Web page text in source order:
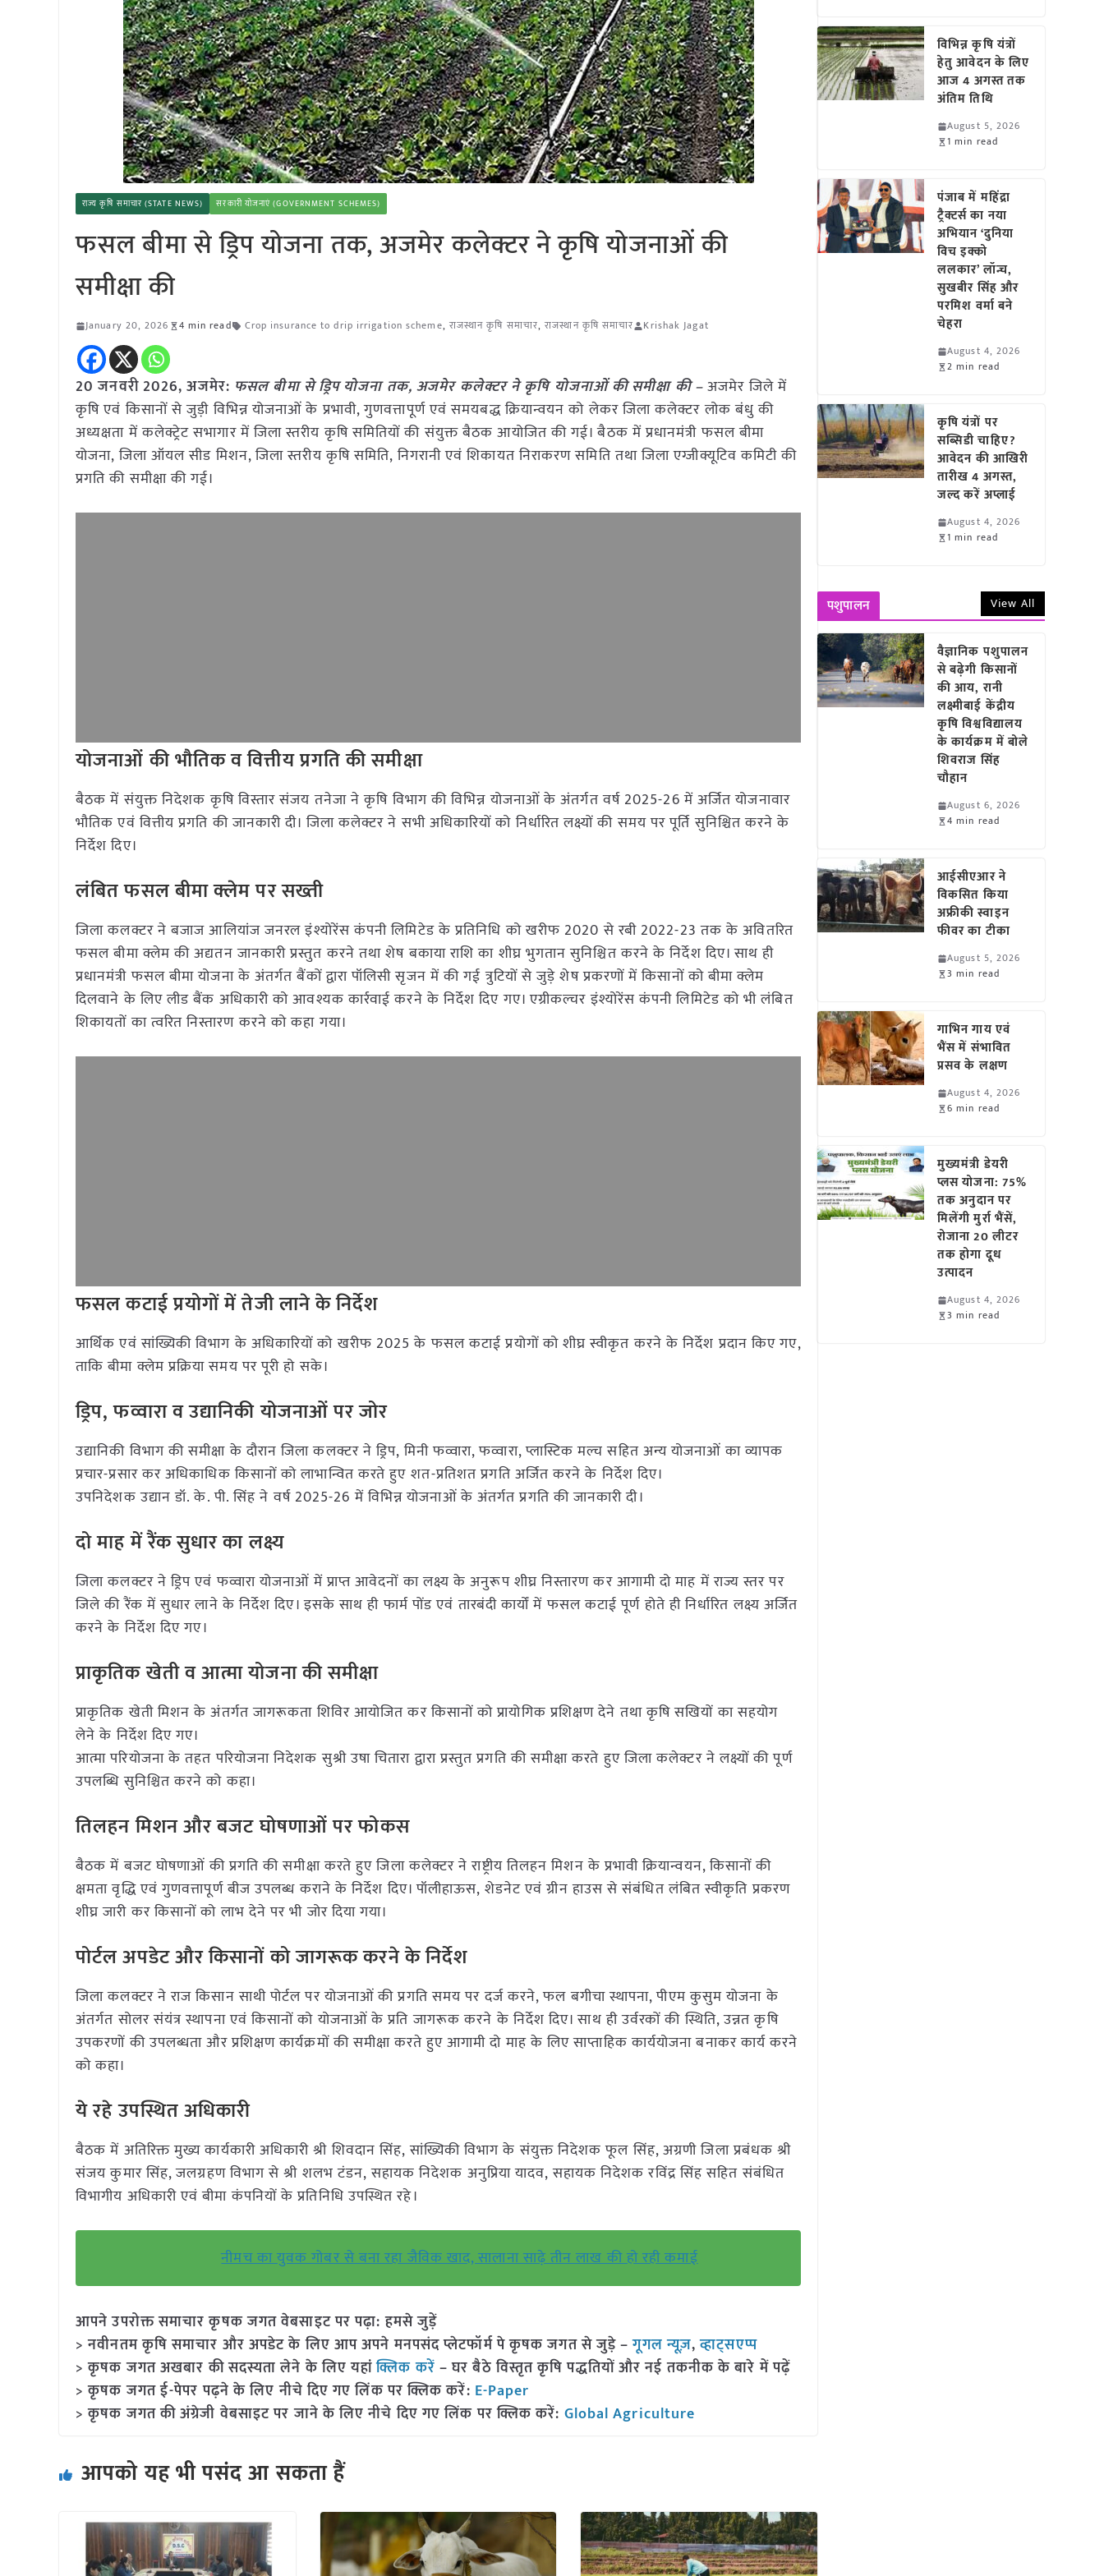
राज्य कृषि समाचार (STATE NEWS) सरकारी योजनाएं (GOVERNMENT SCHEMES)
फसल बीमा से ड्रिप योजना तक, अजमेर कलेक्टर ने कृषि योजनाओं की
समीक्षा की
January 20, 2026 4 min read Crop insurance to drip irrigation scheme, राजस्थान कृषि समाचार,राजस्थान कृषि समाचार Krishak Jagat
20 जनवरी2026,अजमेर: फसल बीमा से ड्रिप योजना तक, अजमेर कलेक्टर ने कृषि योजनाओं की समीक्षा की –अजमेर जिले में
कृषि एवं किसानों से जुड़ी विभिन्न योजनाओं के प्रभावी, गुणवत्तापूर्ण एवं समयबद्ध क्रियान्वयन को लेकर जिला कलेक्टर लोक बंधु की
अध्यक्षता में कलेक्ट्रेट सभागार में जिला स्तरीय कृषि समितियों की संयुक्त बैठक आयोजित की गई। बैठक में प्रधानमंत्री फसल बीमा
योजना, जिला ऑयल सीड मिशन, जिला स्तरीय कृषि समिति, निगरानी एवं शिकायत निराकरण समिति तथा जिला एग्जीक्यूटिव कमिटी की
प्रगति की समीक्षा की गई।
योजनाओं की भौतिक व वित्तीय प्रगति की समीक्षा
बैठक में संयुक्त निदेशक कृषि विस्तार संजय तनेजा ने कृषि विभाग की विभिन्न योजनाओं के अंतर्गत वर्ष 2025-26 में अर्जित योजनावार
भौतिक एवं वित्तीय प्रगति की जानकारी दी। जिला कलेक्टर ने सभी अधिकारियों को निर्धारित लक्ष्यों की समय पर पूर्ति सुनिश्चित करने के
निर्देश दिए।
लंबित फसल बीमा क्लेम पर सख्ती
जिला कलक्टर ने बजाज आलियांज जनरल इंश्योरेंस कंपनी लिमिटेड के प्रतिनिधि को खरीफ 2020 से रबी 2022-23 तक के अवितरित
फसल बीमा क्लेम की अद्यतन जानकारी प्रस्तुत करने तथा शेष बकाया राशि का शीघ्र भुगतान सुनिश्चित करने के निर्देश दिए। साथ ही
प्रधानमंत्री फसल बीमा योजना के अंतर्गत बैंकों द्वारा पॉलिसी सृजन में की गई त्रुटियों से जुड़े शेष प्रकरणों में किसानों को बीमा क्लेम
दिलवाने के लिए लीड बैंक अधिकारी को आवश्यक कार्रवाई करने के निर्देश दिए गए। एग्रीकल्चर इंश्योरेंस कंपनी लिमिटेड को भी लंबित
शिकायतों का त्वरित निस्तारण करने को कहा गया।
फसल कटाई प्रयोगों में तेजी लाने के निर्देश
आर्थिक एवं सांख्यिकी विभाग के अधिकारियों को खरीफ 2025 के फसल कटाई प्रयोगों को शीघ्र स्वीकृत करने के निर्देश प्रदान किए गए,
ताकि बीमा क्लेम प्रक्रिया समय पर पूरी हो सके।
ड्रिप, फव्वारा व उद्यानिकी योजनाओं पर जोर
उद्यानिकी विभाग की समीक्षा के दौरान जिला कलक्टर ने ड्रिप, मिनी फव्वारा, फव्वारा, प्लास्टिक मल्च सहित अन्य योजनाओं का व्यापक
प्रचार-प्रसार कर अधिकाधिक किसानों को लाभान्वित करते हुए शत-प्रतिशत प्रगति अर्जित करने के निर्देश दिए।
उपनिदेशक उद्यान डॉ. के. पी. सिंह ने वर्ष 2025-26 में विभिन्न योजनाओं के अंतर्गत प्रगति की जानकारी दी।
दो माह में रैंक सुधार का लक्ष्य
जिला कलक्टर ने ड्रिप एवं फव्वारा योजनाओं में प्राप्त आवेदनों का लक्ष्य के अनुरूप शीघ्र निस्तारण कर आगामी दो माह में राज्य स्तर पर
जिले की रैंक में सुधार लाने के निर्देश दिए। इसके साथ ही फार्म पोंड एवं तारबंदी कार्यों में फसल कटाई पूर्ण होते ही निर्धारित लक्ष्य अर्जित
करने के निर्देश दिए गए।
प्राकृतिक खेती व आत्मा योजना की समीक्षा
प्राकृतिक खेती मिशन के अंतर्गत जागरूकता शिविर आयोजित कर किसानों को प्रायोगिक प्रशिक्षण देने तथा कृषि सखियों का सहयोग
लेने के निर्देश दिए गए।
आत्मा परियोजना के तहत परियोजना निदेशक सुश्री उषा चितारा द्वारा प्रस्तुत प्रगति की समीक्षा करते हुए जिला कलेक्टर ने लक्ष्यों की पूर्ण
उपलब्धि सुनिश्चित करने को कहा।
तिलहन मिशन और बजट घोषणाओं पर फोकस
बैठक में बजट घोषणाओं की प्रगति की समीक्षा करते हुए जिला कलेक्टर ने राष्ट्रीय तिलहन मिशन के प्रभावी क्रियान्वयन, किसानों की
क्षमता वृद्धि एवं गुणवत्तापूर्ण बीज उपलब्ध कराने के निर्देश दिए। पॉलीहाऊस, शेडनेट एवं ग्रीन हाउस से संबंधित लंबित स्वीकृति प्रकरण
शीघ्र जारी कर किसानों को लाभ देने पर भी जोर दिया गया।
पोर्टल अपडेट और किसानों को जागरूक करने के निर्देश
जिला कलक्टर ने राज किसान साथी पोर्टल पर योजनाओं की प्रगति समय पर दर्ज करने, फल बगीचा स्थापना, पीएम कुसुम योजना के
अंतर्गत सोलर संयंत्र स्थापना एवं किसानों को योजनाओं के प्रति जागरूक करने के निर्देश दिए। साथ ही उर्वरकों की स्थिति, उन्नत कृषि
उपकरणों की उपलब्धता और प्रशिक्षण कार्यक्रमों की समीक्षा करते हुए आगामी दो माह के लिए साप्ताहिक कार्ययोजना बनाकर कार्य करने
को कहा।
ये रहे उपस्थित अधिकारी
बैठक में अतिरिक्त मुख्य कार्यकारी अधिकारी श्री शिवदान सिंह, सांख्यिकी विभाग के संयुक्त निदेशक फूल सिंह, अग्रणी जिला प्रबंधक श्री
संजय कुमार सिंह, जलग्रहण विभाग से श्री शलभ टंडन, सहायक निदेशक अनुप्रिया यादव, सहायक निदेशक रविंद्र सिंह सहित संबंधित
विभागीय अधिकारी एवं बीमा कंपनियों के प्रतिनिधि उपस्थित रहे।
नीमच का युवक गोबर से बना रहा जैविक खाद, सालाना साढ़े तीन लाख की हो रही कमाई
आपने उपरोक्त समाचार कृषक जगत वेबसाइट पर पढ़ा: हमसे जुड़ें
> नवीनतम कृषि समाचार और अपडेट के लिए आप अपने मनपसंद प्लेटफॉर्म पे कृषक जगत से जुड़े –गूगल न्यूज़,व्हाट्सएप्प
> कृषक जगत अखबार की सदस्यता लेने के लिए यहांक्लिक करें – घर बैठे विस्तृत कृषि पद्धतियों और नई तकनीक के बारे में पढ़ें
> कृषक जगत ई-पेपर पढ़ने के लिए नीचे दिए गए लिंक पर क्लिक करें: E-Paper
> कृषक जगत की अंग्रेजी वेबसाइट पर जाने के लिए नीचे दिए गए लिंक पर क्लिक करें: Global Agriculture
आपको यह भी पसंद आ सकता हैं
विभिन्न कृषि यंत्रों
हेतु आवेदन के लिए
आज 4 अगस्त तक
अंतिम तिथि
August 5, 2026
1 min read
पंजाब में महिंद्रा
ट्रैक्टर्स का नया
अभियान ‘दुनिया
विच इक्को
ललकार’ लॉन्च,
सुखबीर सिंह और
परमिश वर्मा बने
चेहरा
August 4, 2026
2 min read
कृषि यंत्रों पर
सब्सिडी चाहिए?
आवेदन की आखिरी
तारीख 4 अगस्त,
जल्द करें अप्लाई
August 4, 2026
1 min read
पशुपालन View All
वैज्ञानिक पशुपालन
से बढ़ेगी किसानों
की आय, रानी
लक्ष्मीबाई केंद्रीय
कृषि विश्वविद्यालय
के कार्यक्रम में बोले
शिवराज सिंह
चौहान
August 6, 2026
4 min read
आईसीएआर ने
विकसित किया
अफ्रीकी स्वाइन
फीवर का टीका
August 5, 2026
3 min read
गाभिन गाय एवं
भैंस में संभावित
प्रसव के लक्षण
August 4, 2026
6 min read
मुख्यमंत्री डेयरी
प्लस योजना: 75%
तक अनुदान पर
मिलेंगी मुर्रा भैंसें,
रोजाना 20 लीटर
तक होगा दूध
उत्पादन
August 4, 2026
3 min read